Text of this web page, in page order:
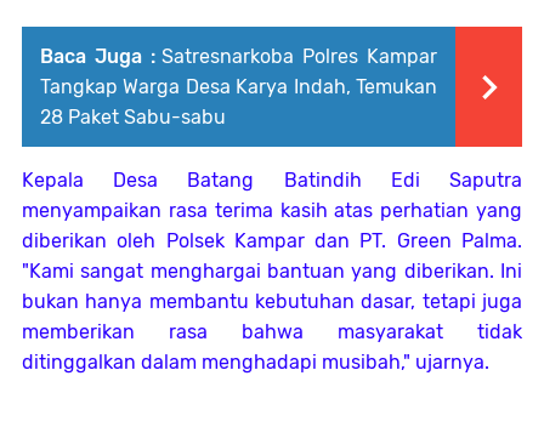
Baca Juga : Satresnarkoba Polres Kampar
Tangkap Warga Desa Karya Indah, Temukan
28 Paket Sabu-sabu
Kepala Desa Batang Batindih Edi Saputra
menyampaikan rasa terima kasih atas perhatian yang
diberikan oleh Polsek Kampar dan PT. Green Palma.
"Kami sangat menghargai bantuan yang diberikan. Ini
bukan hanya membantu kebutuhan dasar, tetapi juga
memberikan rasa bahwa masyarakat tidak
ditinggalkan dalam menghadapi musibah," ujarnya.